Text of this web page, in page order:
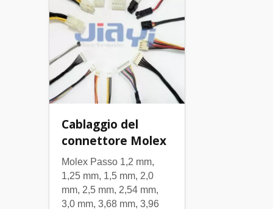
Cablaggio del
connettore Molex
Molex Passo 1,2 mm,
1,25 mm, 1,5 mm, 2,0
mm, 2,5 mm, 2,54 mm,
3,0 mm, 3,68 mm, 3,96